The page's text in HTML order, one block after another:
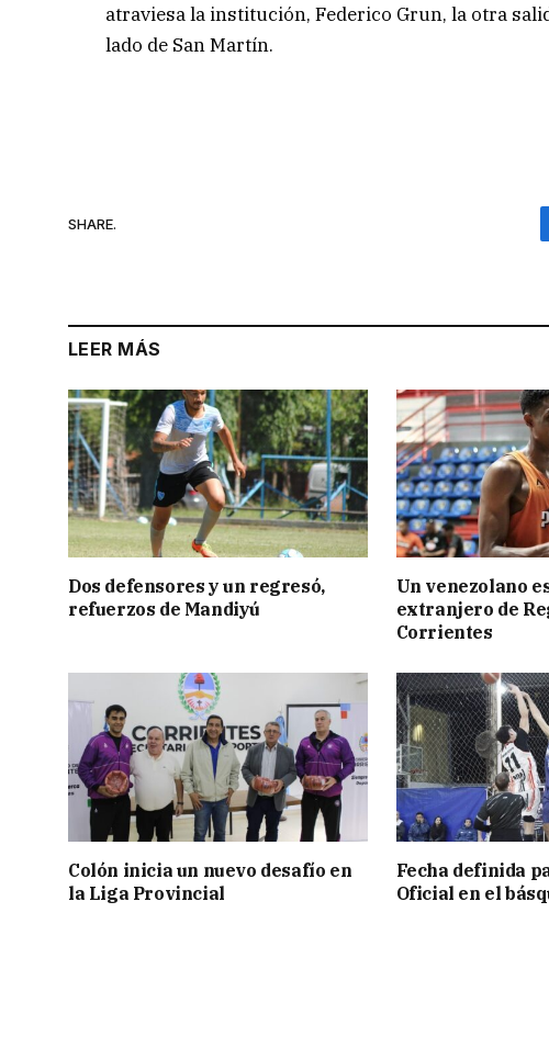
atraviesa la institución, Federico Grun, la otra
lado de San Martín.
SHARE.
LEER MÁS
Dos defensores y un regresó,
refuerzos de Mandiyú
Un venezolano
extranjero de
Corrientes
Colón inicia un nuevo desafío en
la Liga Provincial
Fecha definida
Oficial en el